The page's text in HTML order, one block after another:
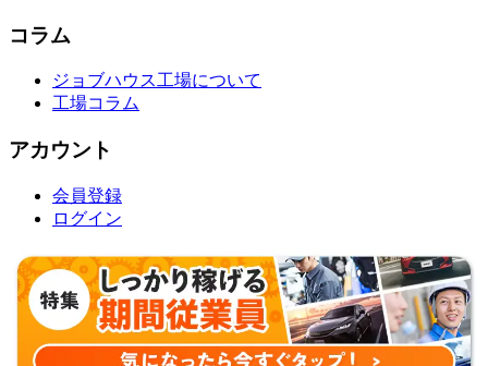
コラム
ジョブハウス工場について
工場コラム
アカウント
会員登録
ログイン